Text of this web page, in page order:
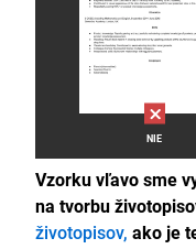
NIE
Vzorku vľavo sme
na tvorbu
životopisov, ako je